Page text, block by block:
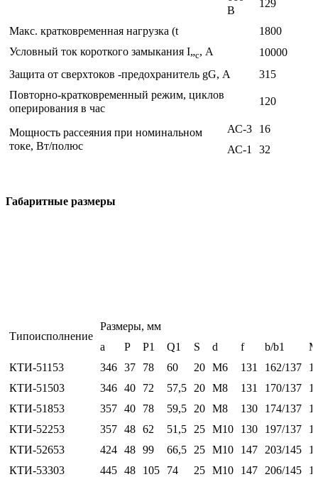
В
129
Макс. кратковременная нагрузка (t
1800
Условный ток короткого замыкания I„c, А
10000
Защита от сверхтоков -предохранитель gG, А
315
Повторно-кратковременный режим, циклов
оперирования в час
120
Мощность рассеяния при номинальном
токе, Вт/полюс
АС-3
16
АС-1
32
Габаритные размеры
Типоисполнение
Размеры, мм
а
Р Р1 Q1 S d f b/b1
M
КТИ-51153
346 37 78 60 20 М6 131 162/137
КТИ-51503
346 40 72 57,5 20 М8 131 170/137
КТИ-51853
357 40 78 59,5 20 М8 130 174/137
КТИ-52253
357 48 62 51,5 25 М10 130 197/137
КТИ-52653
424 48 99 66,5 25 М10 147 203/145
КТИ-53303
445 48 105 74 25 М10 147 206/145